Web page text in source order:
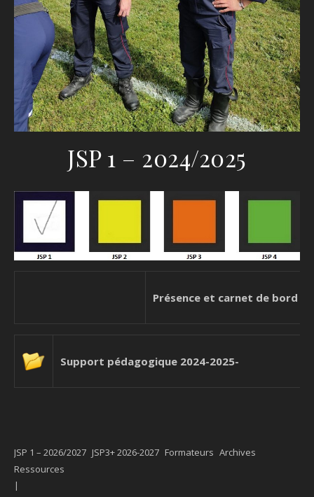
JSP 1 – 2024/2025
Présence et carnet de bord
Support pédagogique 2024-2025-
JSP 1 – 2026/2027 JSP3+ 2026-2027 Formateurs Archives
Ressources